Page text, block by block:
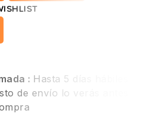
: Hasta 5 días hábiles
de envío lo verás antes